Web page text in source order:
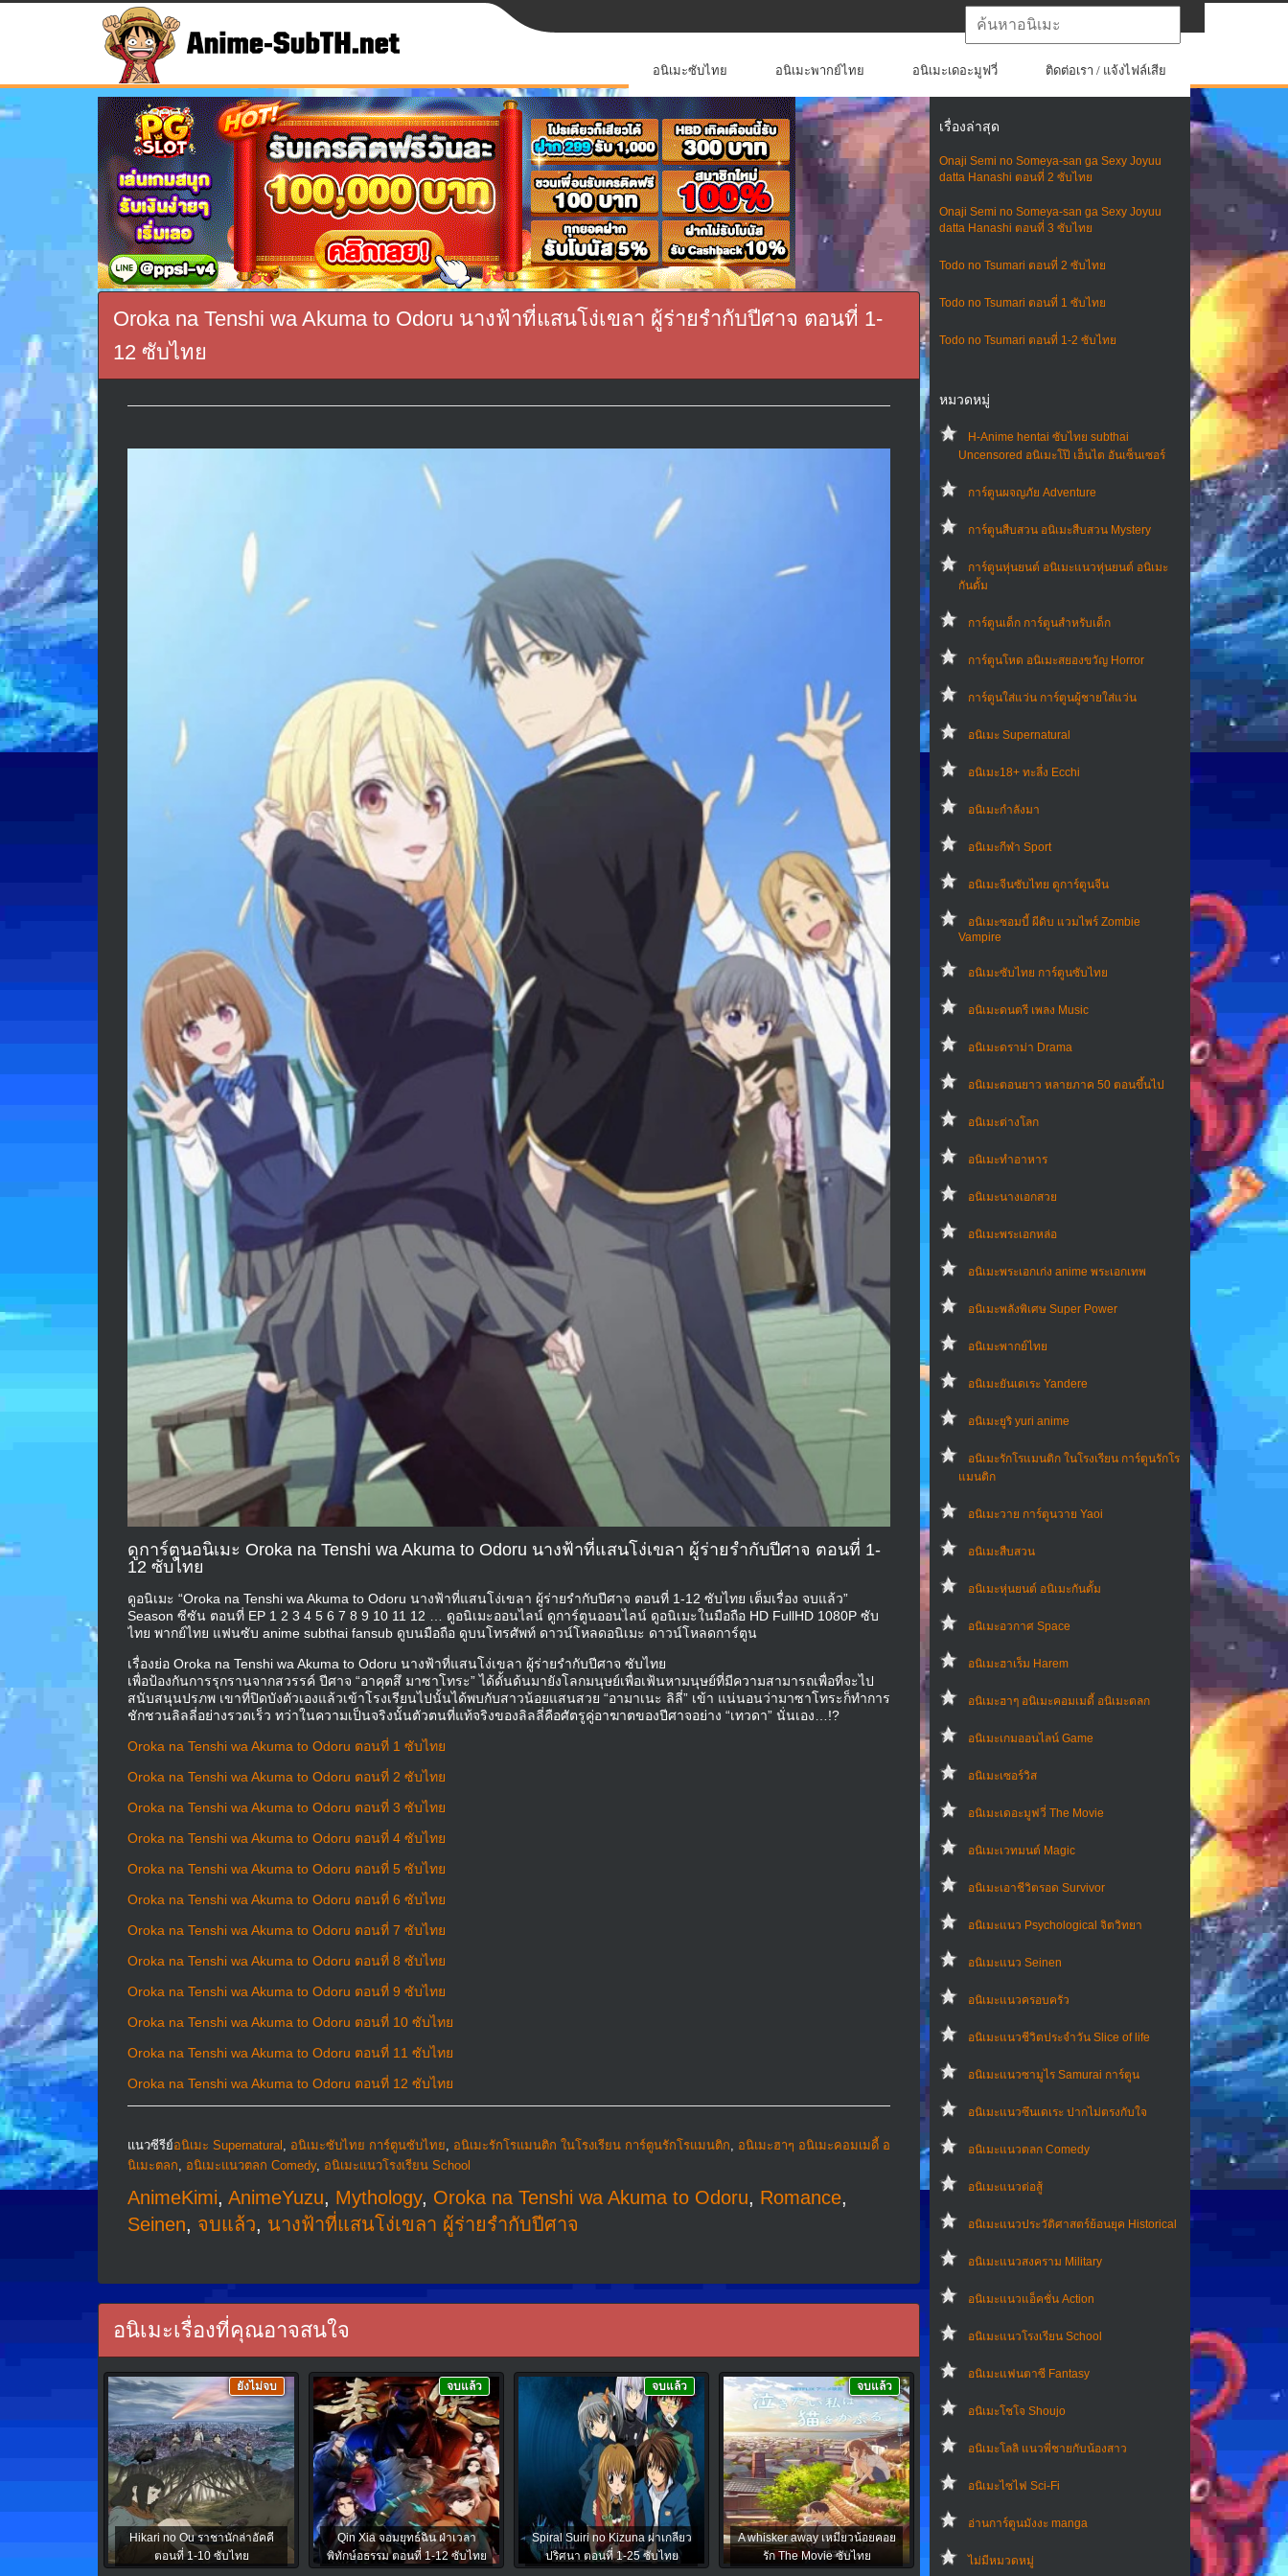
อนิเมะซับไทย อนิเมะพากย์ไทย อนิเมะเดอะมูฟวี่ ติดต่อเรา / แจ้งไฟล์เสีย
เรื่องล่าสุด
Onaji Semi no Someya-san ga Sexy Joyuu
datta Hanashi ตอนที่ 2 ซับไทย
Onaji Semi no Someya-san ga Sexy Joyuu
datta Hanashi ตอนที่ 3 ซับไทย
Todo no Tsumari ตอนที่ 2 ซับไทย
Todo no Tsumari ตอนที่ 1 ซับไทย
Todo no Tsumari ตอนที่ 1-2 ซับไทย
หมวดหมู่
H-Anime hentai ซับไทย subthai
Uncensored อนิเมะโป๊ เฮ็นไต อันเซ็นเซอร์
การ์ตูนผจญภัย Adventure
การ์ตูนสืบสวน อนิเมะสืบสวน Mystery
การ์ตูนหุ่นยนต์ อนิเมะแนวหุ่นยนต์ อนิเมะ
กันดั้ม
การ์ตูนเด็ก การ์ตูนสำหรับเด็ก
การ์ตูนโหด อนิเมะสยองขวัญ Horror
การ์ตูนใส่แว่น การ์ตูนผู้ชายใส่แว่น
อนิเมะ Supernatural
อนิเมะ18+ ทะลึ่ง Ecchi
อนิเมะกำลังมา
อนิเมะกีฬา Sport
อนิเมะจีนซับไทย ดูการ์ตูนจีน
อนิเมะซอมบี้ ผีดิบ แวมไพร์ Zombie
Vampire
อนิเมะซับไทย การ์ตูนซับไทย
อนิเมะดนตรี เพลง Music
อนิเมะดราม่า Drama
อนิเมะตอนยาว หลายภาค 50 ตอนขึ้นไป
อนิเมะต่างโลก
อนิเมะทําอาหาร
อนิเมะนางเอกสวย
อนิเมะพระเอกหล่อ
อนิเมะพระเอกเก่ง anime พระเอกเทพ
อนิเมะพลังพิเศษ Super Power
อนิเมะพากย์ไทย
อนิเมะยันเดเระ Yandere
อนิเมะยูริ yuri anime
อนิเมะรักโรแมนติก ในโรงเรียน การ์ตูนรักโร
แมนติก
อนิเมะวาย การ์ตูนวาย Yaoi
อนิเมะสืบสวน
อนิเมะหุ่นยนต์ อนิเมะกันดั้ม
อนิเมะอวกาศ Space
อนิเมะฮาเร็ม Harem
อนิเมะฮาๆ อนิเมะคอมเมดี้ อนิเมะตลก
อนิเมะเกมออนไลน์ Game
อนิเมะเซอร์วิส
อนิเมะเดอะมูฟวี่ The Movie
อนิเมะเวทมนต์ Magic
อนิเมะเอาชีวิตรอด Survivor
อนิเมะแนว Psychological จิตวิทยา
อนิเมะแนว Seinen
อนิเมะแนวครอบครัว
อนิเมะแนวชีวิตประจําวัน Slice of life
อนิเมะแนวซามูไร Samurai การ์ตูน
อนิเมะแนวซึนเดเระ ปากไม่ตรงกับใจ
อนิเมะแนวตลก Comedy
อนิเมะแนวต่อสู้
อนิเมะแนวประวัติศาสตร์ย้อนยุค Historical
อนิเมะแนวสงคราม Military
อนิเมะแนวแอ็คชั่น Action
อนิเมะแนวโรงเรียน School
อนิเมะแฟนตาซี Fantasy
อนิเมะโชโจ Shoujo
อนิเมะโลลิ แนวพี่ชายกับน้องสาว
อนิเมะไซไฟ Sci-Fi
อ่านการ์ตูนมังงะ manga
ไม่มีหมวดหมู่
Oroka na Tenshi wa Akuma to Odoru นางฟ้าที่แสนโง่เขลา ผู้ร่ายรำกับปีศาจ ตอนที่ 1-
12 ซับไทย
ดูการ์ตูนอนิเมะ Oroka na Tenshi wa Akuma to Odoru นางฟ้าที่แสนโง่เขลา ผู้ร่ายรำกับปีศาจ ตอนที่ 1-
12 ซับไทย
ดูอนิเมะ “Oroka na Tenshi wa Akuma to Odoru นางฟ้าที่แสนโง่เขลา ผู้ร่ายรำกับปีศาจ ตอนที่ 1-12 ซับไทย เต็มเรื่อง จบแล้ว”
Season ซีซัน ตอนที่ EP 1 2 3 4 5 6 7 8 9 10 11 12 … ดูอนิเมะออนไลน์ ดูการ์ตูนออนไลน์ ดูอนิเมะในมือถือ HD FullHD 1080P ซับ
ไทย พากย์ไทย แฟนซับ anime subthai fansub ดูบนมือถือ ดูบนโทรศัพท์ ดาวน์โหลดอนิเมะ ดาวน์โหลดการ์ตูน
เรื่องย่อ Oroka na Tenshi wa Akuma to Odoru นางฟ้าที่แสนโง่เขลา ผู้ร่ายรำกับปีศาจ ซับไทย
เพื่อป้องกันการรุกรานจากสวรรค์ ปีศาจ “อาคุตสึ มาซาโทระ” ได้ดั้นด้นมายังโลกมนุษย์เพื่อเฟ้นหามนุษย์ที่มีความสามารถเพื่อที่จะไป
สนับสนุนปรภพ เขาที่ปิดบังตัวเองแล้วเข้าโรงเรียนไปนั้นได้พบกับสาวน้อยแสนสวย “อามาเนะ ลิลี่” เข้า แน่นอนว่ามาซาโทระก็ทำการ
ชักชวนลิลลี่อย่างรวดเร็ว ทว่าในความเป็นจริงนั้นตัวตนที่แท้จริงของลิลลี่คือศัตรูคู่อาฆาตของปีศาจอย่าง “เทวดา” นั่นเอง…!?
Oroka na Tenshi wa Akuma to Odoru ตอนที่ 1 ซับไทย
Oroka na Tenshi wa Akuma to Odoru ตอนที่ 2 ซับไทย
Oroka na Tenshi wa Akuma to Odoru ตอนที่ 3 ซับไทย
Oroka na Tenshi wa Akuma to Odoru ตอนที่ 4 ซับไทย
Oroka na Tenshi wa Akuma to Odoru ตอนที่ 5 ซับไทย
Oroka na Tenshi wa Akuma to Odoru ตอนที่ 6 ซับไทย
Oroka na Tenshi wa Akuma to Odoru ตอนที่ 7 ซับไทย
Oroka na Tenshi wa Akuma to Odoru ตอนที่ 8 ซับไทย
Oroka na Tenshi wa Akuma to Odoru ตอนที่ 9 ซับไทย
Oroka na Tenshi wa Akuma to Odoru ตอนที่ 10 ซับไทย
Oroka na Tenshi wa Akuma to Odoru ตอนที่ 11 ซับไทย
Oroka na Tenshi wa Akuma to Odoru ตอนที่ 12 ซับไทย
แนวซีรีย์อนิเมะ Supernatural , อนิเมะซับไทย การ์ตูนซับไทย, อนิเมะรักโรแมนติก ในโรงเรียน การ์ตูนรักโรแมนติก, อนิเมะฮาๆ อนิเมะคอมเมดี้ อ
นิเมะตลก, อนิเมะแนวตลก Comedy, อนิเมะแนวโรงเรียน School
AnimeKimi, AnimeYuzu, Mythology, Oroka na Tenshi wa Akuma to Odoru, Romance,
Seinen, จบแล้ว, นางฟ้าที่แสนโง่เขลา ผู้ร่ายรำกับปีศาจ
อนิเมะเรื่องที่คุณอาจสนใจ
Hikari no Ou ราชานักล่าอัคคี
ตอนที่ 1-10 ซับไทย
ยังไม่จบ
Qin Xia จอมยุทธ์ฉิน ฝ่าเวลา
พิทักษ์อธรรม ตอนที่ 1-12 ซับไทย
จบแล้ว
Spiral Suiri no Kizuna ผ่าเกลียว
ปริศนา ตอนที่ 1-25 ซับไทย
จบแล้ว
A whisker away เหมียวน้อยคอย
รัก The Movie ซับไทย
จบแล้ว